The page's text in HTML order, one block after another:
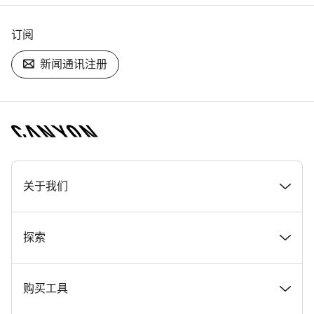
订阅
新闻通讯注册
[footer.linksList.title]
关于我们
奖项
在 Canyon 工作
探索
新闻和故事
购买工具